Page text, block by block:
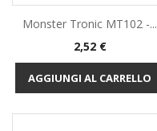
Monster Tronic MT102 -...
Prezzo
2,52 €
AGGIUNGI AL CARRELLO